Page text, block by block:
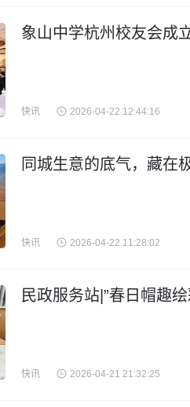
象山中学杭州校友会成
快讯 2026-04-22 12:44:16
同城生意的底气，藏在
快讯 2026-04-22 11:28:02
民政服务站|”春日帽趣
快讯 2026-04-21 21:32:25